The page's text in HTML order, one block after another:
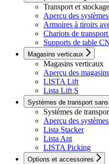
Transport et
Aperçu des
Armoires à tiroirs
Chariots de
Supports de table
Magasins verticaux
Magasins verticaux
Aperçu des
LISTA Lift
Lista Lift S
Systèmes de transport
Systèmes de
Aperçu des
Lista Stacker
Lista Ant
LISTA Picking
Options et accessoires